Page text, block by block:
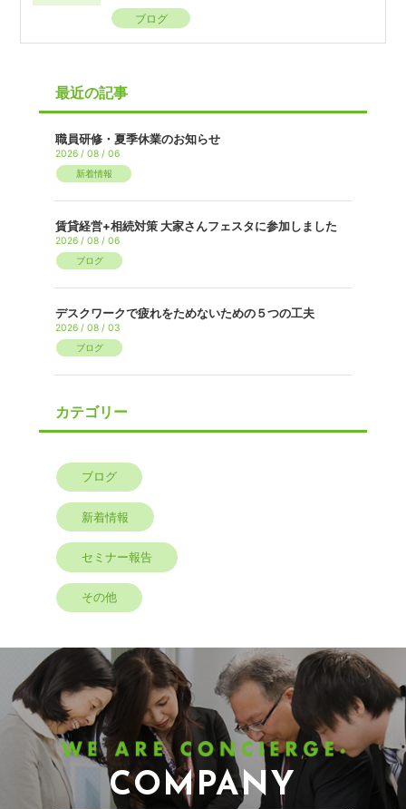
ブログ
最近の記事
職員研修・夏季休業のお知らせ
2026 / 08 / 06
新着情報
賃貸経営+相続対策 大家さんフェスタに参加しました
2026 / 08 / 06
ブログ
デスクワークで疲れをためないための５つの工夫
2026 / 08 / 03
ブログ
カテゴリー
ブログ
新着情報
セミナー報告
その他
COMPANY